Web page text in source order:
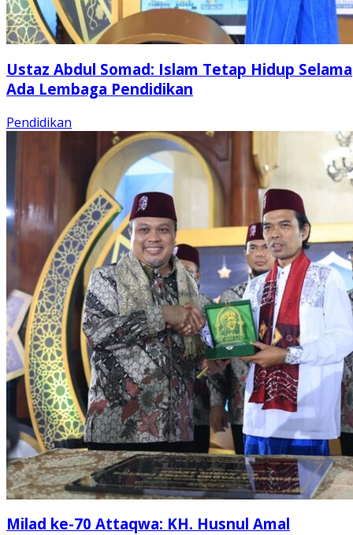
Ustaz Abdul Somad: Islam Tetap Hidup Selama
Ada Lembaga Pendidikan
Pendidikan
Milad ke-70 Attaqwa: KH. Husnul Amal